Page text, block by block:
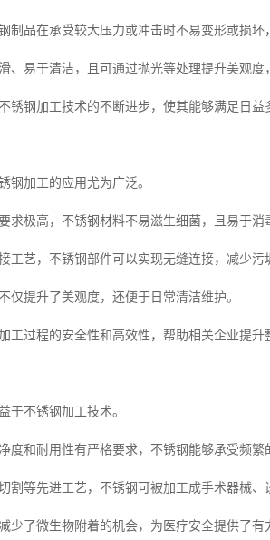
制品在承受较大压力或冲击时不易变形或损坏
、易于清洁，且可通过抛光等处理提升美观度
锈钢加工技术的不断进步，使其能够满足日益
钢加工的应用尤为广泛。
求极高，不锈钢材料不易滋生细菌，且易于消
工艺，不锈钢部件可以实现无缝连接，减少污
仅提升了美观度，还便于日常清洁维护。
工过程的安全性和高效性，帮助相关企业提升
于不锈钢加工技术。
度和耐用性有严格要求，不锈钢能够承受频繁
割等先进工艺，不锈钢可被加工成手术器械、
少了微生物附着的机会，为医疗安全提供了有